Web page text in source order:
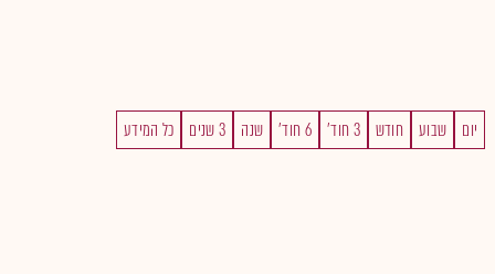
יום שבוע חודש 3 חוד' 6 חוד' שנה 3 שנים כל המידע